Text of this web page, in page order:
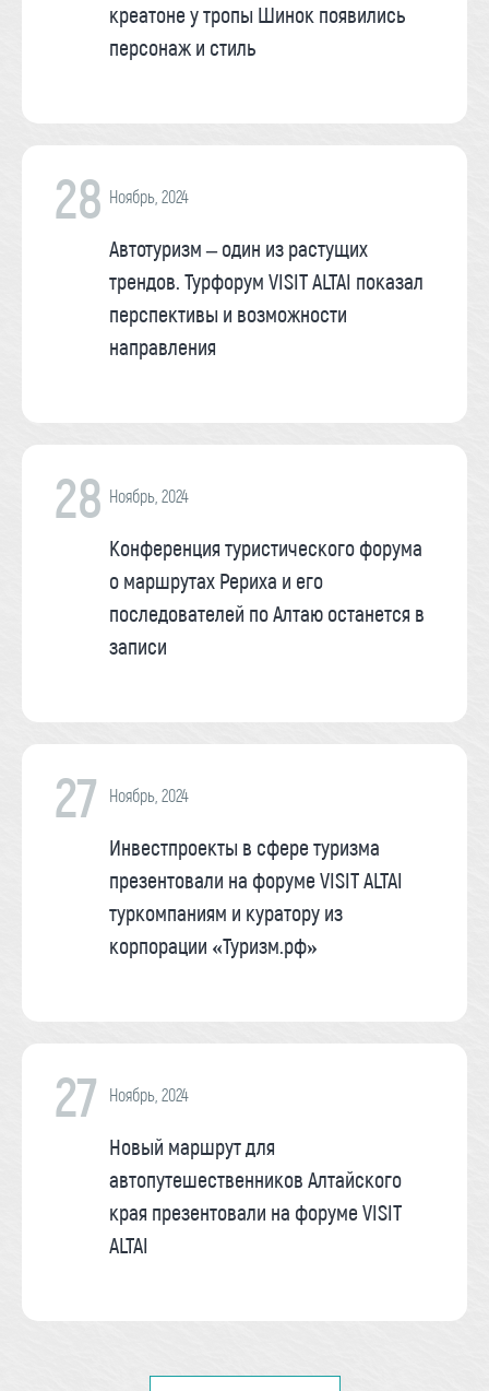
креатоне у тропы Шинок появились
персонаж и стиль
28 Ноябрь, 2024
Автотуризм – один из растущих
трендов. Турфорум VISIT ALTAI показал
перспективы и возможности
направления
28 Ноябрь, 2024
Конференция туристического форума
о маршрутах Рериха и его
последователей по Алтаю останется в
записи
27 Ноябрь, 2024
Инвестпроекты в сфере туризма
презентовали на форуме VISIT ALTAI
туркомпаниям и куратору из
корпорации «Туризм.рф»
27 Ноябрь, 2024
Новый маршрут для
автопутешественников Алтайского
края презентовали на форуме VISIT
ALTAI